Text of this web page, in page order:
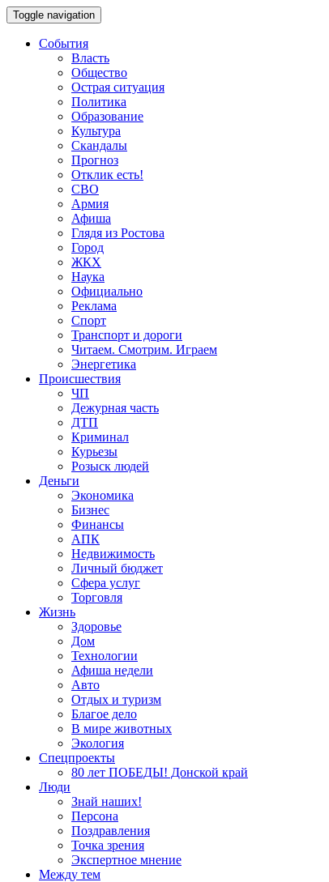
Toggle navigation
События
Власть
Общество
Острая ситуация
Политика
Образование
Культура
Скандалы
Прогноз
Отклик есть!
СВО
Армия
Афиша
Глядя из Ростова
Город
ЖКХ
Наука
Официально
Реклама
Спорт
Транспорт и дороги
Читаем. Смотрим. Играем
Энергетика
Происшествия
ЧП
Дежурная часть
ДТП
Криминал
Курьезы
Розыск людей
Деньги
Экономика
Бизнес
Финансы
АПК
Недвижимость
Личный бюджет
Сфера услуг
Торговля
Жизнь
Здоровье
Дом
Технологии
Афиша недели
Авто
Отдых и туризм
Благое дело
В мире животных
Экология
Спецпроекты
80 лет ПОБЕДЫ! Донской край
Люди
Знай наших!
Персона
Поздравления
Точка зрения
Экспертное мнение
Между тем